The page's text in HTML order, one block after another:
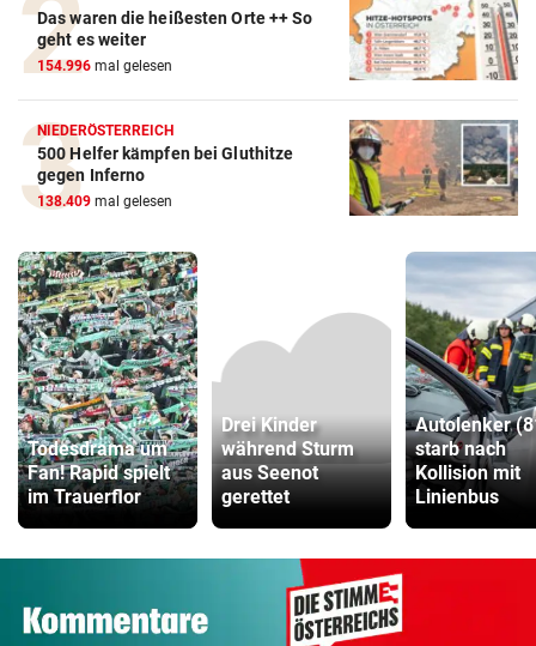
Das waren die heißesten Orte ++ So
geht es weiter
154.996 mal gelesen
NIEDERÖSTERREICH
500 Helfer kämpfen bei Gluthitze
gegen Inferno
138.409 mal gelesen
Todesdrama um
Fan! Rapid spielt
im Trauerflor
Drei Kinder
während Sturm
aus Seenot
gerettet
Autolenker
starb nach
Kollision mit
Linienbus